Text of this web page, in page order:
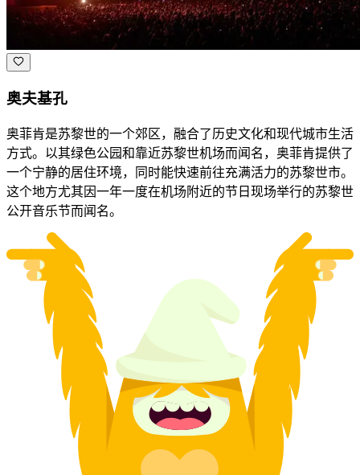
奥夫基孔
奥菲肯是苏黎世的一个郊区，融合了历史文化和现代城市生活
方式。以其绿色公园和靠近苏黎世机场而闻名，奥菲肯提供了
一个宁静的居住环境，同时能快速前往充满活力的苏黎世市。
这个地方尤其因一年一度在机场附近的节日现场举行的苏黎世
公开音乐节而闻名。